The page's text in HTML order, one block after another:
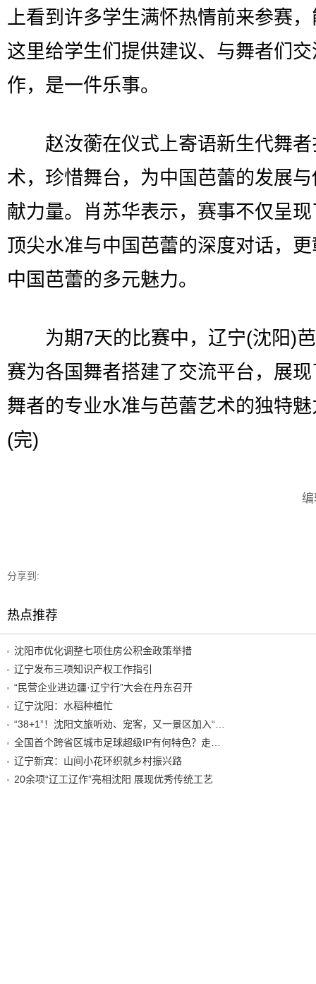
上看到许多学生满怀热情前来参赛
这里给学生们提供建议、与舞者们
作，是一件乐事。
赵汝蘅在仪式上寄语新生代舞者
术，珍惜舞台，为中国芭蕾的发展
献力量。肖苏华表示，赛事不仅呈
顶尖水准与中国芭蕾的深度对话，
中国芭蕾的多元魅力。
为期7天的比赛中，辽宁(沈阳)
赛为各国舞者搭建了交流平台，展
舞者的专业水准与芭蕾艺术的独特
(完)
分享到:
热点推荐
沈阳市优化调整七项住房公积金政策举措
辽宁发布三项知识产权工作指引
“民营企业进边疆·辽宁行”大会在丹东召开
辽宁沈阳：水稻种植忙
辽宁新宾：山间小花环织就乡村振兴路
20余项“辽工辽作”亮相沈阳 展现优秀传统工艺